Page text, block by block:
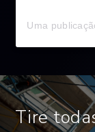
Uma
Tire